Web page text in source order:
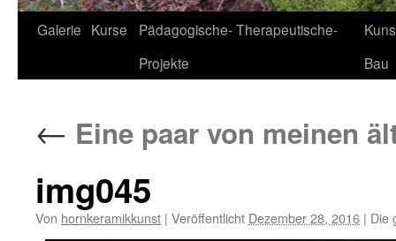
Zum
Galerie Kurse
Pädagogische- Therapeutische-
Projekte
Bau
← Eine paar von meinen
img045
Von hornkeramikkunst | Veröffentlicht Dezember 28, 2016 | Die